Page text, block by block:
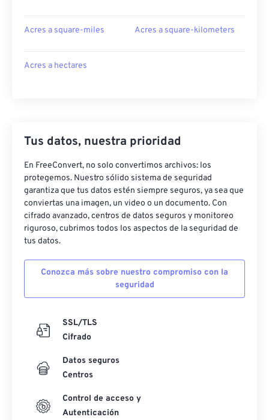
Acres a square-miles Acres a square-kilometers
Acres a hectares
Tus datos, nuestra prioridad
En FreeConvert, no solo convertimos archivos: los
protegemos. Nuestro sólido sistema de seguridad
garantiza que tus datos estén siempre seguros, ya sea que
conviertas una imagen, un video o un documento. Con
cifrado avanzado, centros de datos seguros y monitoreo
riguroso, cubrimos todos los aspectos de la seguridad de
tus datos.
Conozca más sobre nuestro compromiso con la
seguridad
SSL/TLS
Cifrado
Datos seguros
Centros
Control de acceso y
Autenticación